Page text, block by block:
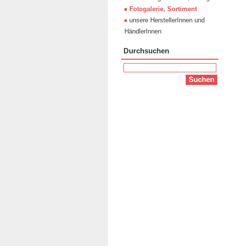
Fotogalerie, Sortiment
unsere HerstellerInnen und
HändlerInnen
Durchsuchen